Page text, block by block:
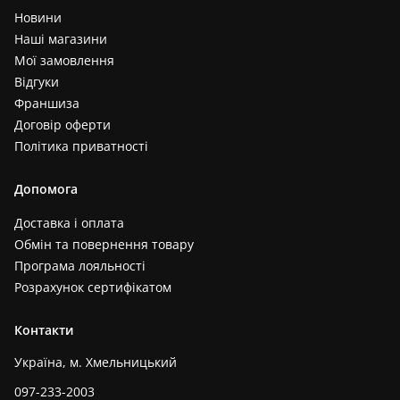
Новини
Наші магазини
Мої замовлення
Відгуки
Франшиза
Договір оферти
Політика приватності
Допомога
Доставка і оплата
Обмін та повернення товару
Програма лояльності
Розрахунок сертифікатом
Контакти
Україна, м. Хмельницький
097-233-2003